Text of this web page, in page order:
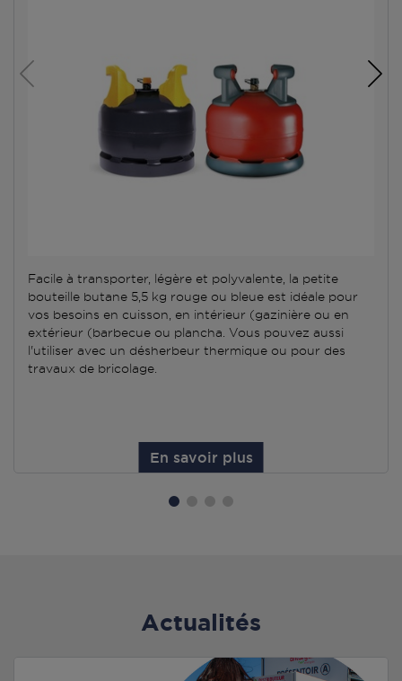
Facile à transporter, légère et polyvalente, la petite
bouteille butane 5,5 kg rouge ou bleue est idéale pour
vos besoins en cuisson, en intérieur (gazinière ou en
extérieur (barbecue ou plancha. Vous pouvez aussi
l'utiliser avec un désherbeur thermique ou pour des
travaux de bricolage.
En savoir plus
Actualités